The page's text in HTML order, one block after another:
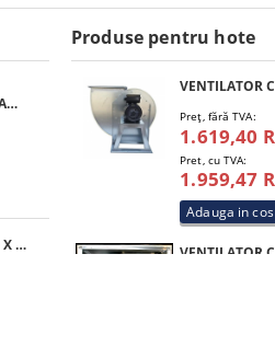
GRILA CU FILTRU PFANNENBERG PFA 10.000
GRILA EXTERNA, 300 X 300 MM
Produse pentru hote
Preţ, fără TVA:
1.619,40
Pret, cu TVA:
1.959,47